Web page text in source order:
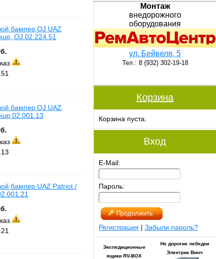
Монтаж
внедорожного
оборудования
ул. Бейвеля, 5
Тел.: 8 (932) 302-19-18
Корзина
Корзина пуста.
Вход
E-Mail:
Пароль:
Продолжить
Регистрация | Забыли пароль?
Экспедиционные
ящики RV-BOX
Не дорогие лебедки
Электрик Винч
бампер OJ UAZ
OJ 02.224.51
бампер OJ UAZ
02.001.13
бампер UAZ Patriot /